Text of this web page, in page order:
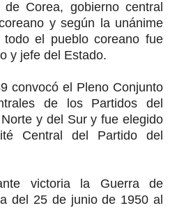
de Corea, gobierno central
y según la unánime
el pueblo coreano fue
y jefe del Estado.
convocó el Pleno Conjunto
de los Partidos del
y del Sur y fue elegido
Central del Partido del
victoria la Guerra de
del 25 de junio de 1950 al